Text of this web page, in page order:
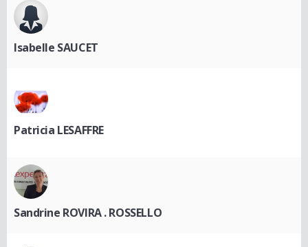
Isabelle SAUCET
Patricia LESAFFRE
Sandrine ROVIRA . ROSSELLO